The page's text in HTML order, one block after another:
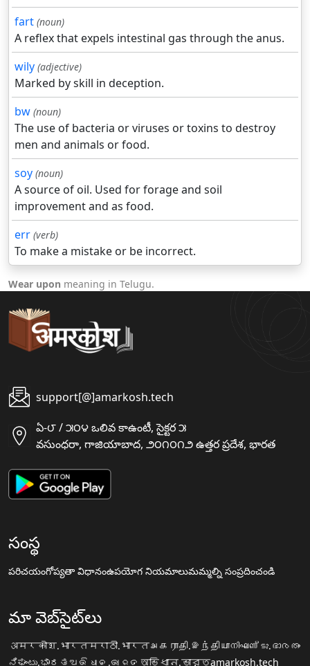
fart (noun)
A reflex that expels intestinal gas through the anus.
wily (adjective)
Marked by skill in deception.
bw (noun)
The use of bacteria or viruses or toxins to destroy
men and animals or food.
soy (noun)
A source of oil. Used for forage and soil
improvement and as food.
err (verb)
To make a mistake or be incorrect.
Wear upon meaning in Telugu.
support[@]amarkosh.tech
ఏ-౮ / ౫౦౪ ఒలివ కాఉంటీ, సైక్టర ౫
వసుంధరా, గాజియాబాద, ౨౦౧౦౧౨ ఉత్తర ప్రదేశ, భారత
సంస్థ
పరిచయంగోప్యతా విధానంఉపయోగ నియమాలుమమ్మల్ని సంప్రదించండి
మా వెబ్‌సైట్‌లు
अमरकोश.भारतमराठी.भारतஅகராதி.இந்தியாനിഘണ്ടു.ഭാരതം
ನಿಘಂಟು.ಭಾರತ ଅଭିଧାନ.ଭାରତ অভিধান.ভারতamarkosh.tech